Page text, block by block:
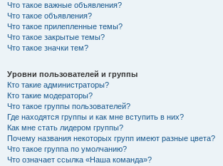
Что такое важные объявления?
Что такое объявления?
Что такое прилепленные темы?
Что такое закрытые темы?
Что такое значки тем?
Уровни пользователей и группы
Кто такие администраторы?
Кто такие модераторы?
Что такое группы пользователей?
Где находятся группы и как мне вступить в них?
Как мне стать лидером группы?
Почему названия некоторых групп имеют разные цвета?
Что такое группа по умолчанию?
Что означает ссылка «Наша команда»?